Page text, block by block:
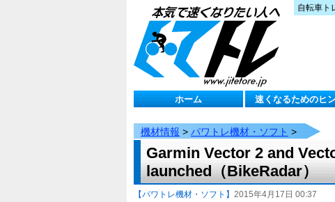
自転車ト
ホーム 速くなるためのヒ
機材情報 > パワトレ機材・ソフト >
Garmin Vector 2 and
launched（BikeRadar）
【パワトレ機材・ソフト】 2015年4月17日 00:37